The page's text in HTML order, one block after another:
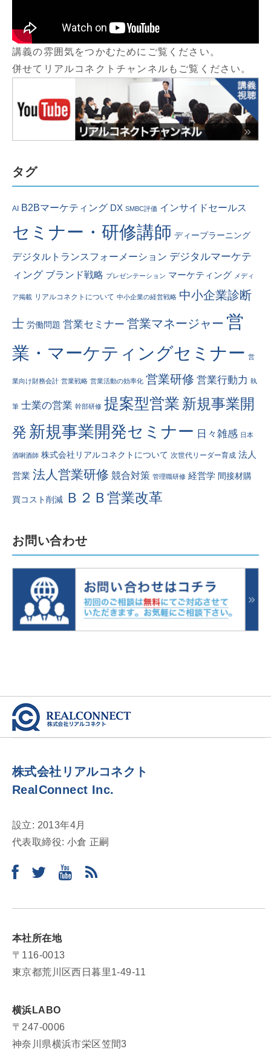
講義の雰囲気をつかむためにご覧ください。
併せてリアルコネクトチャンネルもご覧ください。
タグ
AI B2Bマーケティング DX SMBC評価 インサイドセールス
セミナー・研修講師 ディープラーニング
デジタルトランスフォーメーション デジタルマーケテ
ィング ブランド戦略 プレゼンテーション マーケティング メディ
ア掲載 リアルコネクトについて 中小企業の経営戦略 中小企業診断
士 労働問題 営業セミナー 営業マネージャー 営
業・マーケティングセミナー 営
業向け財務会計 営業戦略 営業活動の効率化 営業研修 営業行動力 執
筆 士業の営業 幹部研修 提案型営業 新規事業開
発 新規事業開発セミナー 日々雑感 日本
酒唎酒師 株式会社リアルコネクトについて 次世代リーダー育成 法人
営業 法人営業研修 競合対策 管理職研修 経営学 間接材購
買コスト削減 Ｂ２Ｂ営業改革
お問い合わせ
株式会社リアルコネクト
RealConnect Inc.
設立: 2013年4月
代表取締役: 小倉 正嗣
本社所在地
〒116-0013
東京都荒川区西日暮里1-49-11
横浜LABO
〒247-0006
神奈川県横浜市栄区笠間3